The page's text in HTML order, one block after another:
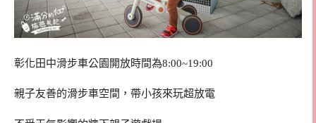
彰化田中滑步車公園開放時間為8:00~19:00
親子友善的滑步車空間，帶小孩來玩超放電